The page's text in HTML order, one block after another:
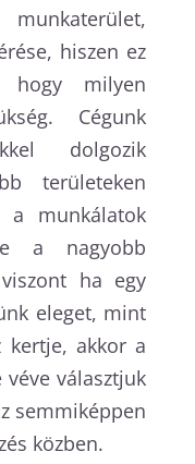
hiszen ez
hogy milyen
Cégunk
dolgozik
területeken
a munkálatok
a nagyobb
ha egy
eleget, mint
kertje, akkor a
választjuk
semmiképpen
közben.